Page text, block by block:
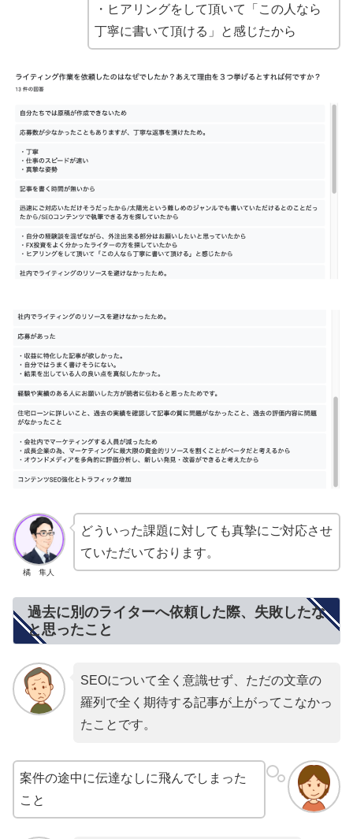
・ヒアリングをして頂いて「この人なら
丁寧に書いて頂ける」と感じたから
橘 隼人
どういった課題に対しても真摯にご対応させ
ていただいております。
過去に別のライターへ依頼した際、失敗したな
と思ったこと
SEOについて全く意識せず、ただの文章の
羅列で全く期待する記事が上がってこなかっ
たことです。
案件の途中に伝達なしに飛んでしまった
こと